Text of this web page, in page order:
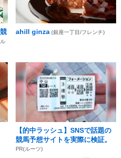
ahill ginza (銀座一丁目/フレンチ)
【的中ラッシュ】SNSで話題の
競馬予想サイトを実際に検証。
PR(ルーツ)